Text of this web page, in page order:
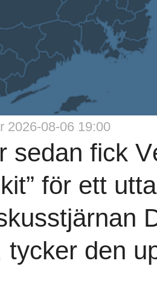
2026-08-06 19:00
sedan fick
för ett
tycker den